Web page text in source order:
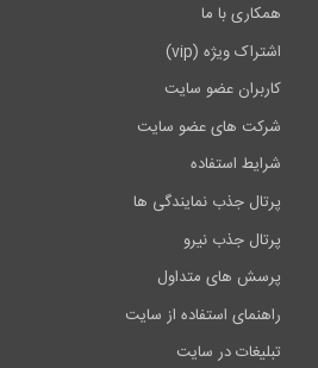
همکاری با ما
اشتراک ویژه (vip)
کاربران عضو سایت
شرکت های عضو سایت
شرایط استفاده
پرتال جذب نمایندگی ها
پرتال جذب نیرو
پرسش های متداول
راهنمای استفاده از سایت
تبلیغات در سایت